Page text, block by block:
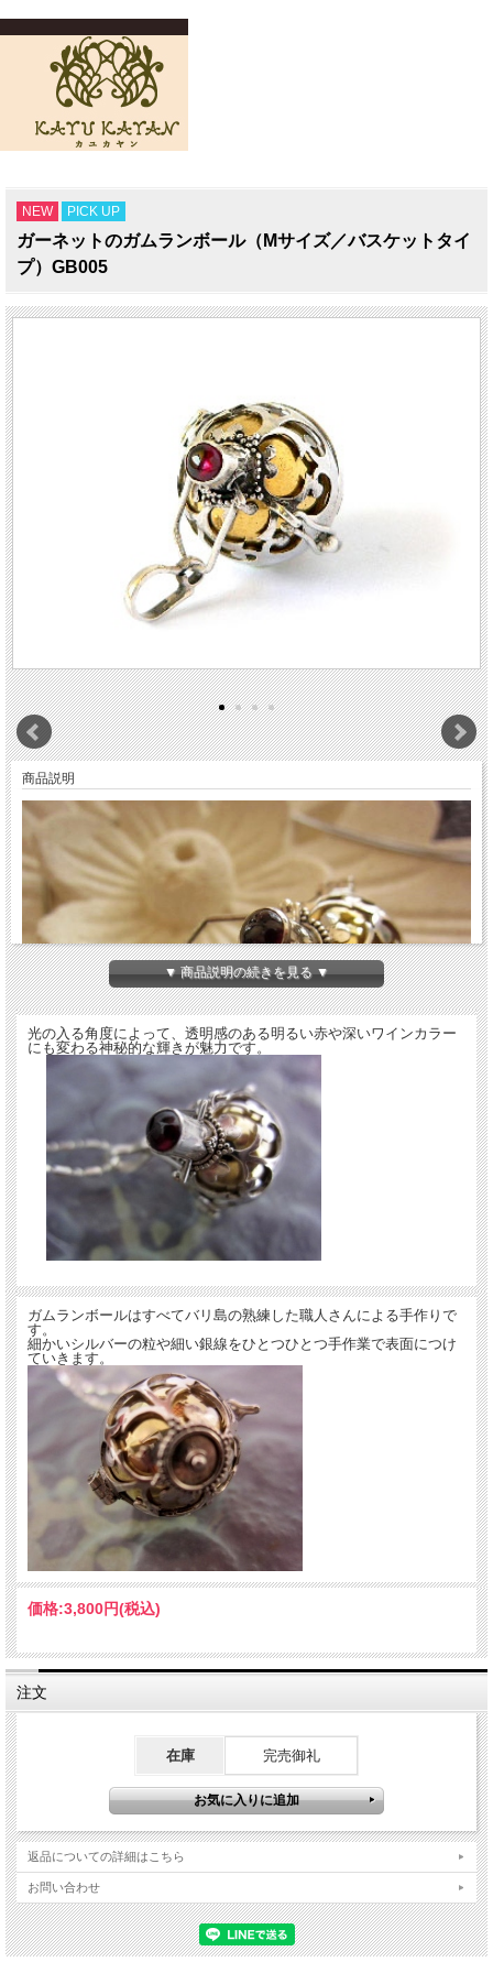
NEW PICK UP
ガーネットのガムランボール（Mサイズ／バスケットタイ
プ）GB005
商品説明
・サイズ：全長 約48mm（フック部分含む）
バスケットの直径 約20mm、横の留め具まで含めた長さ 約25ｍｍ
ボールの直径 約17mm
・材質：シルバー925、真鍮、ガーネット
ラテン語の「granatum（柘榴・ざくろ）」が語源で、また、形が柘榴の粒に似て
いることから名づけられたと言われていますが、神秘的な深紅の輝きがとても印象
的です。
ガムランボールを転がすと、「シャリ～ン♪」と高音の澄んだ音色が響きます。音
色の余韻で癒されてくださいね♪
【ガムランボールについて】
「ガムランボール」とは、バリ島に古くから伝わるお守りで、別名「ドリームボー
ル」とも呼ばれています。
ガムランボールの名前の由来である「ガムラン」とは、青銅製の楽器で、バリ島の
宗教儀式の際、神様に捧げる音楽を奏でるものとして使われます。
ガムランボールの中には、真鍮の小さな玉がいくつか入っているので、揺れるたび
に、ガムランによく似た「シャリーン♪」という神秘的な音色が響きます。
ガムランボールの音色は、脳波に鎮静作用をもたらし、癒しの効果があるとも言わ
れています。
▼ 商品説明の続きを見る ▼
光の入る角度によって、透明感のある明るい赤や深いワインカラー
にも変わる神秘的な輝きが魅力です。
ガムランボールはすべてバリ島の熟練した職人さんによる手作りで
す。
細かいシルバーの粒や細い銀線をひとつひとつ手作業で表面につけ
ていきます。
価格:3,800円(税込)
注文
在庫 完売御礼
返品についての詳細はこちら
お問い合わせ